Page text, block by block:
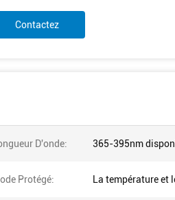
Contactez
D'onde: 365-395nm
Protégé: La température et